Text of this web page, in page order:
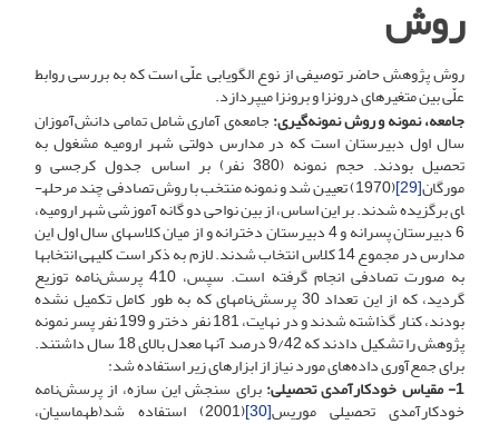
روش
روش پژوهش حاضر توصیفی از نوع الگویابی علّی است که به بررسی روابط
علّی بین متغیرهای درون­زا و برون­زا می­پردازد.
جامعه، نمونه و روش نمونه‌گیری:جامعه‌ی آماری شامل تمامی دانش‌آموزان
سال اول دبیرستان است که در مدارس دولتی شهر ارومیه مشغول به
تحصیل بودند. حجم نمونه (380 نفر) بر اساس جدول کرجسی و
مورگان[29] (1970) تعیین شد و نمونه منتخب با روش تصادفی چند مرحله­
ای برگزیده شدند. بر این اساس، از بین نواحی دو گانه آموزشی شهر ارومیه،
6 دبیرستان پسرانه و 4 دبیرستان دخترانه و از میان کلاس­های سال اول این
مدارس در مجموع 14 کلاس انتخاب شدند. لازم به ذکر است کلیه­ی انتخاب­ها
به صورت تصادفی انجام گرفته است. سپس، 410 پرسش‌نامه توزیع
گردید، که از این تعداد 30 پرسش‌نامه­ای که به طور کامل تکمیل نشده
بودند، کنار گذاشته شدند و در نهایت، 181 نفر دختر و 199 نفر پسر نمونه
پژوهش را تشکیل دادند که 9/42 درصد آن­ها معدل بالای 18 سال داشتند.
برای جمع‌آوری داده‌های مورد نیاز از ابزارهای زیر استفاده شد:
1- مقیاس خودکارآمدی تحصیلی: برای سنجش این سازه، از پرسش‌نامه
خودکارآمدی تحصیلی موریس[30] (2001) استفاده شد(طهماسیان،